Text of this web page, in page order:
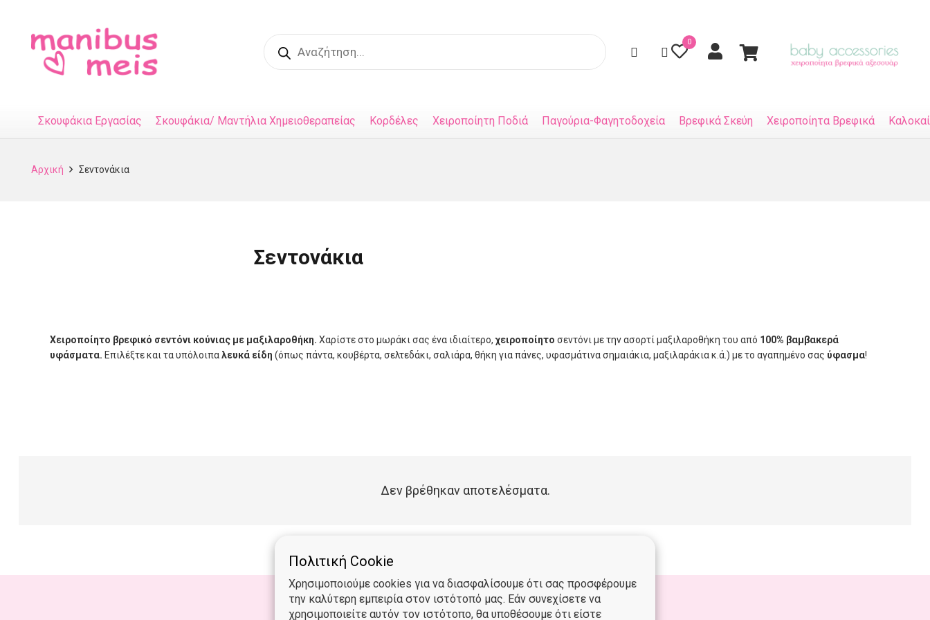
Products
search
0
Σκουφάκια Εργασίας Σκουφάκια/ Μαντήλια Χημειοθεραπείας Κορδέλες Χειροποίητη Ποδιά Παγούρια-Φαγητοδοχεία Βρεφικά Σκεύη Χειροποίητα Βρεφικά
Αρχική Σεντονάκια
Σεντονάκια
Χειροποίητο βρεφικό σεντόνι κούνιας με μαξιλαροθήκη. Χαρίστε στο μωράκι σας ένα ιδιαίτερο,χειροποίητο σεντόνι με την ασορτί μαξιλαροθήκη του από 100% βαμβακερά
υφάσματα. Επιλέξτε και τα υπόλοιπαλευκά είδη (όπως πάντα, κουβέρτα, σελτεδάκι, σαλιάρα, θήκη για πάνες, υφασμάτινα σημαιάκια, μαξιλαράκια κ.ά.) με το αγαπημένο σας ύφασμα!
Δεν βρέθηκαν αποτελέσματα.
Πολιτική Cookie
Χρησιμοποιούμε cookies για να διασφαλίσουμε ότι σας προσφέρουμε
την καλύτερη εμπειρία στον ιστότοπό μας. Εάν συνεχίσετε να
χρησιμοποιείτε αυτόν τον ιστότοπο, θα υποθέσουμε ότι είστε